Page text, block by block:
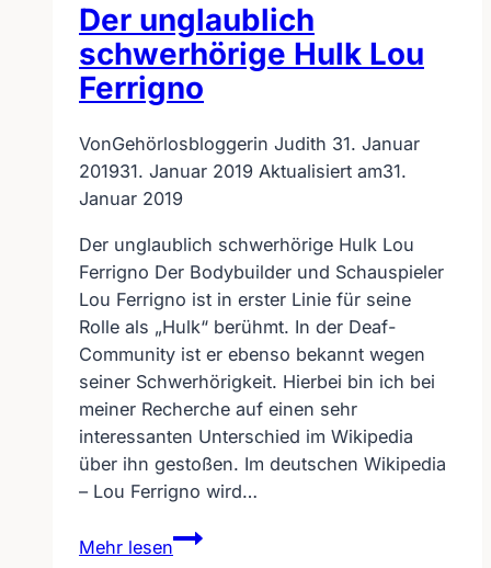
Der unglaublich
schwerhörige Hulk Lou
Ferrigno
VonGehörlosbloggerin Judith 31. Januar
201931. Januar 2019 Aktualisiert am31.
Januar 2019
Der unglaublich schwerhörige Hulk Lou
Ferrigno Der Bodybuilder und Schauspieler
Lou Ferrigno ist in erster Linie für seine
Rolle als „Hulk“ berühmt. In der Deaf-
Community ist er ebenso bekannt wegen
seiner Schwerhörigkeit. Hierbei bin ich bei
meiner Recherche auf einen sehr
interessanten Unterschied im Wikipedia
über ihn gestoßen. Im deutschen Wikipedia
– Lou Ferrigno wird…
Mehr lesen
Der
unglaublich